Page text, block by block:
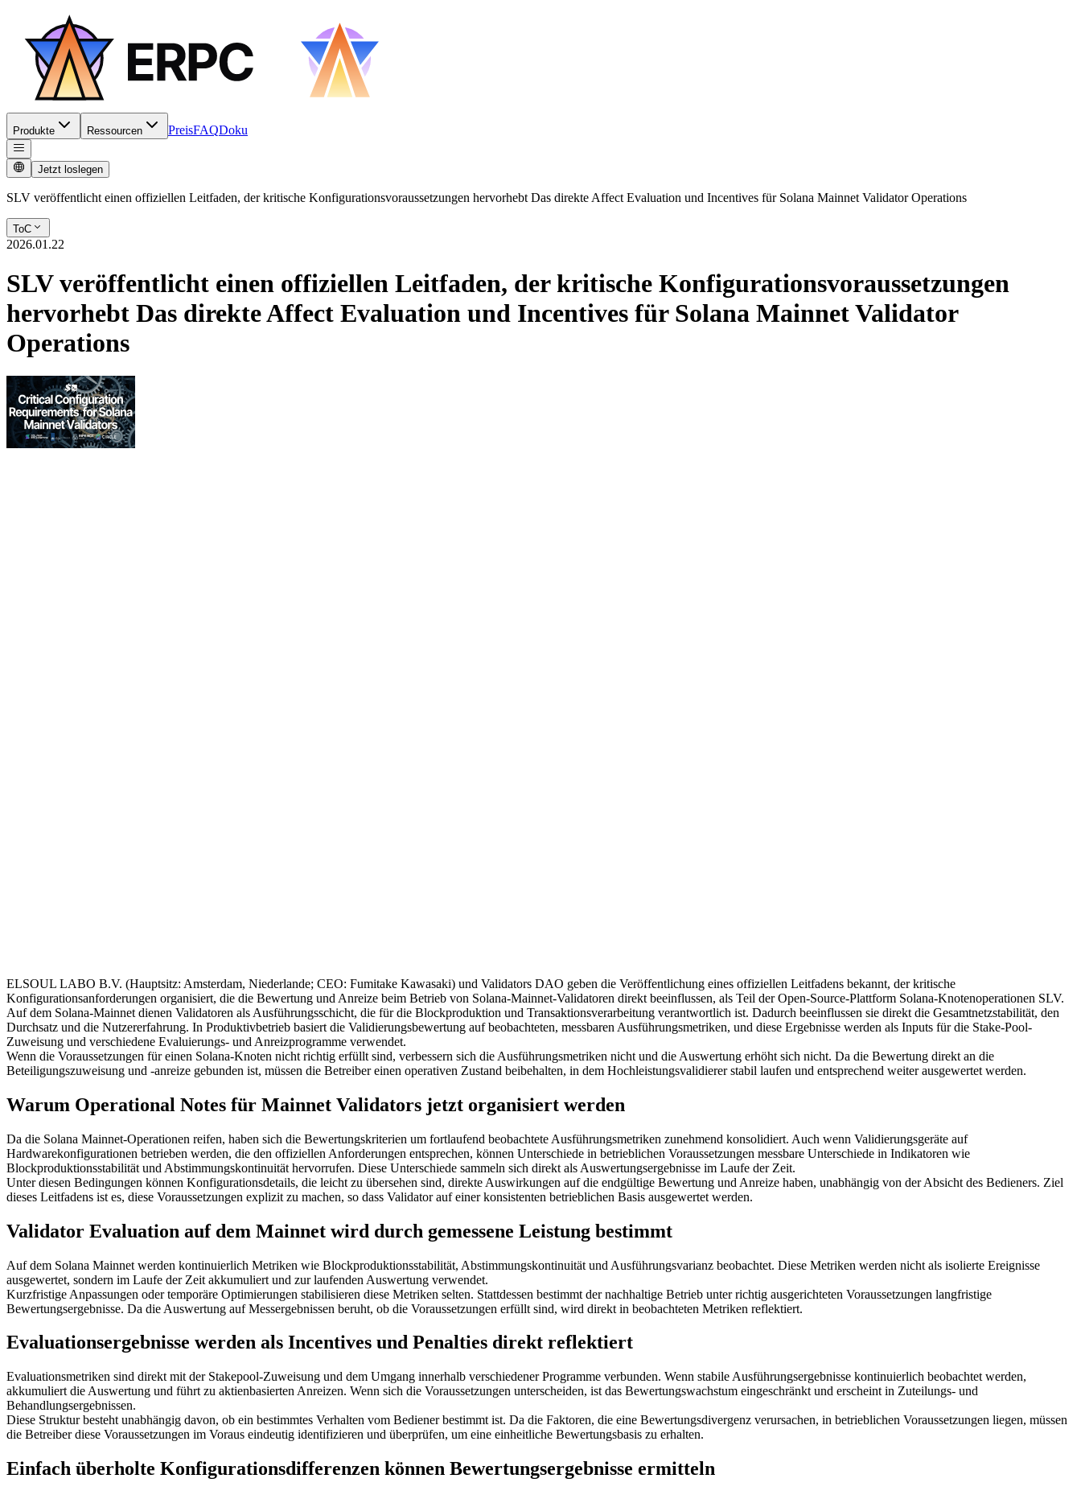
Produkte Ressourcen PreisFAQDoku
Jetzt loslegen
SLV veröffentlicht einen offiziellen Leitfaden, der kritische Konfigurationsvoraussetzungen hervorhebt Das direkte Affect Evaluation und Incentives für Solana Mainnet Validator Operations
ToC
2026.01.22
SLV veröffentlicht einen offiziellen Leitfaden, der kritische Konfigurationsvoraussetzungen
hervorhebt Das direkte Affect Evaluation und Incentives für Solana Mainnet Validator
Operations
ELSOUL LABO B.V. (Hauptsitz: Amsterdam, Niederlande; CEO: Fumitake Kawasaki) und Validators DAO geben die Veröffentlichung eines offiziellen Leitfadens bekannt, der kritische
Konfigurationsanforderungen organisiert, die die Bewertung und Anreize beim Betrieb von Solana-Mainnet-Validatoren direkt beeinflussen, als Teil der Open-Source-Plattform Solana-Knotenoperationen SLV.
Auf dem Solana-Mainnet dienen Validatoren als Ausführungsschicht, die für die Blockproduktion und Transaktionsverarbeitung verantwortlich ist. Dadurch beeinflussen sie direkt die Gesamtnetzstabilität, den
Durchsatz und die Nutzererfahrung. In Produktivbetrieb basiert die Validierungsbewertung auf beobachteten, messbaren Ausführungsmetriken, und diese Ergebnisse werden als Inputs für die Stake-Pool-
Zuweisung und verschiedene Evaluierungs- und Anreizprogramme verwendet.
Wenn die Voraussetzungen für einen Solana-Knoten nicht richtig erfüllt sind, verbessern sich die Ausführungsmetriken nicht und die Auswertung erhöht sich nicht. Da die Bewertung direkt an die
Beteiligungszuweisung und -anreize gebunden ist, müssen die Betreiber einen operativen Zustand beibehalten, in dem Hochleistungsvalidierer stabil laufen und entsprechend weiter ausgewertet werden.
Warum Operational Notes für Mainnet Validators jetzt organisiert werden
Da die Solana Mainnet-Operationen reifen, haben sich die Bewertungskriterien um fortlaufend beobachtete Ausführungsmetriken zunehmend konsolidiert. Auch wenn Validierungsgeräte auf
Hardwarekonfigurationen betrieben werden, die den offiziellen Anforderungen entsprechen, können Unterschiede in betrieblichen Voraussetzungen messbare Unterschiede in Indikatoren wie
Blockproduktionsstabilität und Abstimmungskontinuität hervorrufen. Diese Unterschiede sammeln sich direkt als Auswertungsergebnisse im Laufe der Zeit.
Unter diesen Bedingungen können Konfigurationsdetails, die leicht zu übersehen sind, direkte Auswirkungen auf die endgültige Bewertung und Anreize haben, unabhängig von der Absicht des Bedieners. Ziel
dieses Leitfadens ist es, diese Voraussetzungen explizit zu machen, so dass Validator auf einer konsistenten betrieblichen Basis ausgewertet werden.
Validator Evaluation auf dem Mainnet wird durch gemessene Leistung bestimmt
Auf dem Solana Mainnet werden kontinuierlich Metriken wie Blockproduktionsstabilität, Abstimmungskontinuität und Ausführungsvarianz beobachtet. Diese Metriken werden nicht als isolierte Ereignisse
ausgewertet, sondern im Laufe der Zeit akkumuliert und zur laufenden Auswertung verwendet.
Kurzfristige Anpassungen oder temporäre Optimierungen stabilisieren diese Metriken selten. Stattdessen bestimmt der nachhaltige Betrieb unter richtig ausgerichteten Voraussetzungen langfristige
Bewertungsergebnisse. Da die Auswertung auf Messergebnissen beruht, ob die Voraussetzungen erfüllt sind, wird direkt in beobachteten Metriken reflektiert.
Evaluationsergebnisse werden als Incentives und Penalties direkt reflektiert
Evaluationsmetriken sind direkt mit der Stakepool-Zuweisung und dem Umgang innerhalb verschiedener Programme verbunden. Wenn stabile Ausführungsergebnisse kontinuierlich beobachtet werden,
akkumuliert die Auswertung und führt zu aktienbasierten Anreizen. Wenn sich die Voraussetzungen unterscheiden, ist das Bewertungswachstum eingeschränkt und erscheint in Zuteilungs- und
Behandlungsergebnissen.
Diese Struktur besteht unabhängig davon, ob ein bestimmtes Verhalten vom Bediener bestimmt ist. Da die Faktoren, die eine Bewertungsdivergenz verursachen, in betrieblichen Voraussetzungen liegen, müssen
die Betreiber diese Voraussetzungen im Voraus eindeutig identifizieren und überprüfen, um eine einheitliche Bewertungsbasis zu erhalten.
Einfach überholte Konfigurationsdifferenzen können Bewertungsergebnisse ermitteln